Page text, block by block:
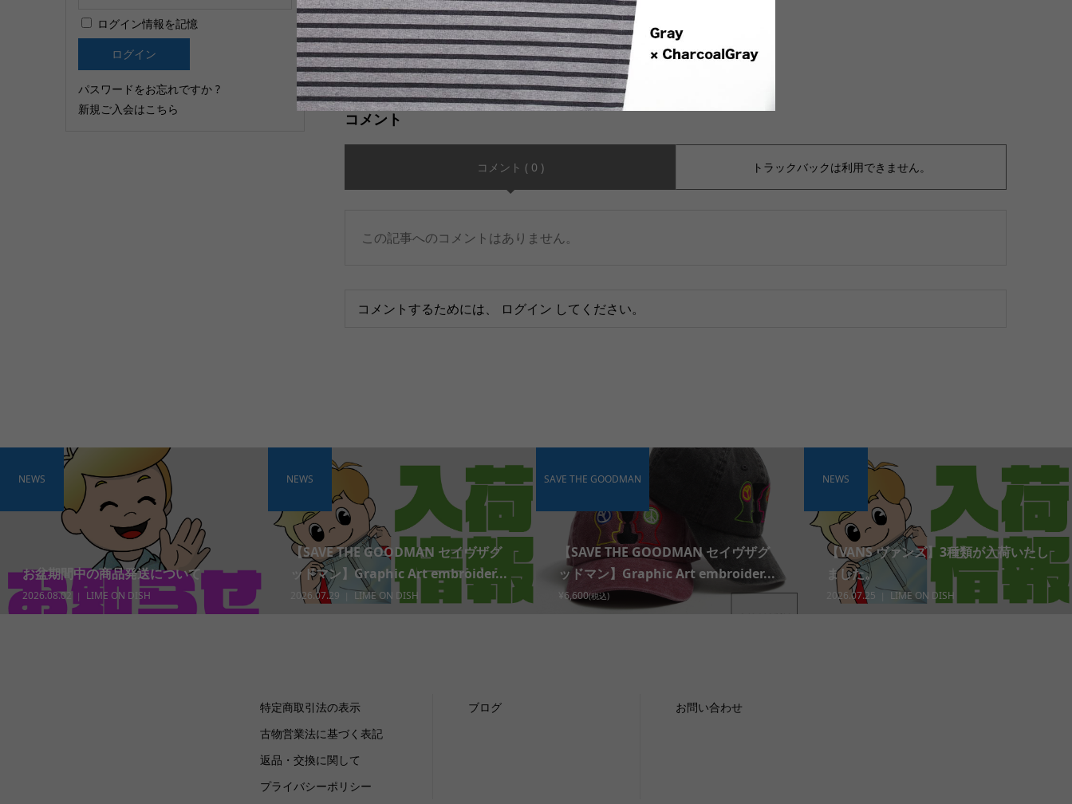
【ORDINARY FITS オーディナリー
フィッツ】ROUND COLLAR DENI
M PULLOVER ラウンド...
【ämne アンヌ】CHINO bonito’s
チノ ボニート センタープレストラ
ウザー
コメント
コメント ( 0 ) トラックバックは利用できません。
この記事へのコメントはありません。
コメントするためには、 ログイン してください。
ログイン情報を記憶
パスワードをお忘れですか ?
新規ご入会はこちら
お盆期間中の商品発送について
2026.08.02 LIME ON DISH
NEWS
【SAVE THE GOODMAN セイヴザグ
ッドマン】Graphic Art embroider...
2026.07.29 LIME ON DISH
NEWS
【SAVE THE GOODMAN セイヴザグ
ッドマン】Graphic Art embroider...
¥6,600(税込)
SAVE THE GOODMAN
【VANS ヴァンズ】3種類が入荷いたし
ました。
2026.07.25 LIME ON DISH
NEWS
特定商取引法の表示
古物営業法に基づく表記
返品・交換に関して
プライバシーポリシー
ブログ お問い合わせ